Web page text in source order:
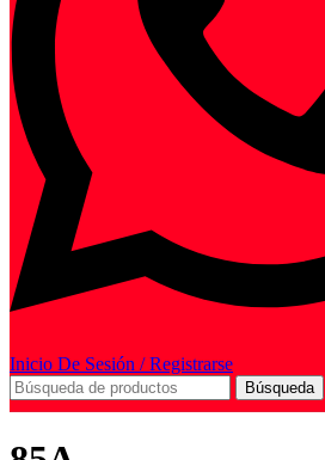
Inicio De Sesión / Registrarse
Búsqueda